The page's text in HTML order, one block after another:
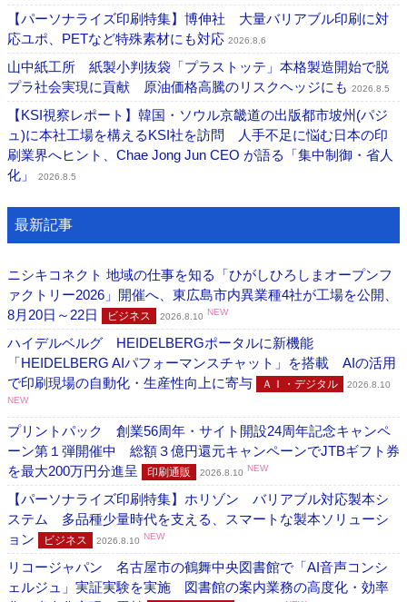
【パーソナライズ印刷特集】博伸社 大量バリアブル印刷に対
応ユポ、PETなど特殊素材にも対応 2026.8.6
山中紙工所 紙製小判抜袋「プラストッテ」本格製造開始で脱
プラ社会実現に貢献 原油価格高騰のリスクヘッジにも 2026.8.5
【KSI視察レポート】韓国・ソウル京畿道の出版都市坡州(パジ
ュ)に本社工場を構えるKSI社を訪問 人手不足に悩む日本の印
刷業界へヒント、Chae Jong Jun CEO が語る「集中制御・省人
化」
2026.8.5
最新記事
ニシキコネクト 地域の仕事を知る「ひがしひろしまオープンフ
ァクトリー2026」開催へ、東広島市内異業種4社が工場を公開、
8月20日～22日
ビジネス 2026.8.10 NEW
ハイデルベルグ HEIDELBERGポータルに新機能
「HEIDELBERG AIパフォーマンスチャット」を搭載 AIの活用
で印刷現場の自動化・生産性向上に寄与
ＡＩ・デジタル
2026.8.10
NEW
プリントパック 創業56周年・サイト開設24周年記念キャンペ
ーン第１弾開催中 総額３億円還元キャンペーンでJTBギフト券
を最大200万円分進呈
印刷通販 2026.8.10 NEW
【パーソナライズ印刷特集】ホリゾン バリアブル対応製本シ
ステム 多品種少量時代を支える、スマートな製本ソリューシ
ョン
ビジネス 2026.8.10 NEW
リコージャパン 名古屋市の鶴舞中央図書館で「AI音声コンシ
ェルジュ」実証実験を実施 図書館の案内業務の高度化・効率